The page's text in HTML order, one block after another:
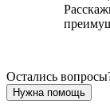
Остались
Нужна помощь